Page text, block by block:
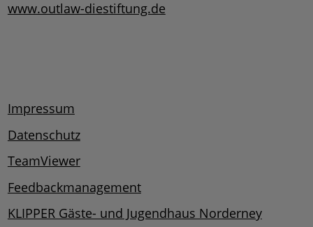
www.outlaw-diestiftung.de
Impressum
Datenschutz
TeamViewer
Feedbackmanagement
KLIPPER Gäste- und Jugendhaus Norderney